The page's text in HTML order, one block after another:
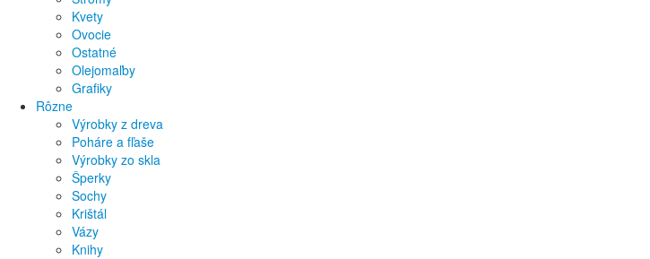
Kvety
Ovocie
Ostatné
Olejomaľby
Grafiky
Rôzne
Výrobky z dreva
Poháre a fľaše
Výrobky zo skla
Šperky
Sochy
Krištál
Vázy
Knihy